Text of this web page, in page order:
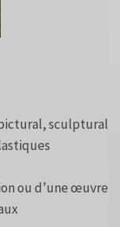
sculptural
ou d’une œuvre